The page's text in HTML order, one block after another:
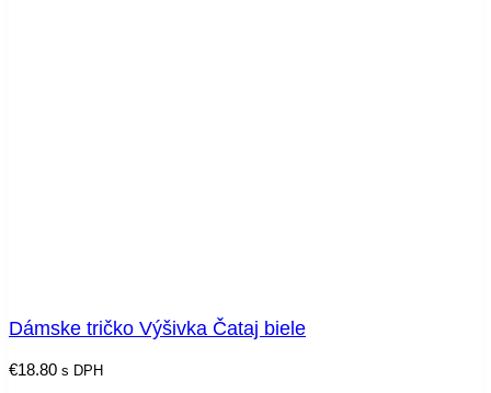
Dámske tričko Výšivka Čataj biele
€18.80 s DPH